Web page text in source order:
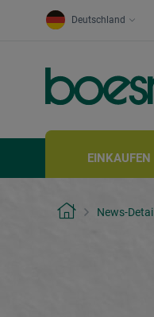
Deutschland
EINKAUFEN
News-Detail